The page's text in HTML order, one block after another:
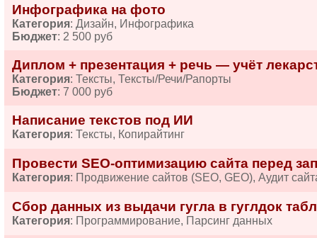
Инфографика на фото
Категория: Дизайн, Инфографика
Бюджет: 2 500 руб
Диплом + презентация + речь — учёт
Категория: Тексты, Тексты/Речи/Рапорты
Бюджет: 7 000 руб
Написание текстов под ИИ
Категория: Тексты, Копирайтинг
Провести SEO-оптимизацию сайта перед
Категория: Продвижение сайтов (SEO, GEO), Аудит
Сбор данных из выдачи гугла в гуглдок
Категория: Программирование, Парсинг данных